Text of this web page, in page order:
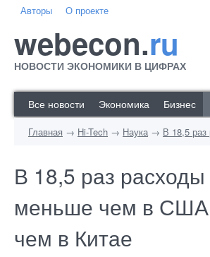
Авторы О проекте
webecon.ru
НОВОСТИ ЭКОНОМИКИ В ЦИФРАХ
Все новости Экономика Бизнес
Главная → Hi-Tech → Наука→ В 18,5
В 18,5 раз
меньше чем в США
чем в Китае